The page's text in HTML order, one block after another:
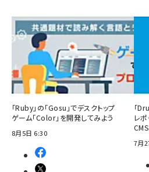
「Ruby」の「Gosu」でデスクトップ
ゲーム「Color」を開発してみよう
8月5日 6:30
「
レ
7月